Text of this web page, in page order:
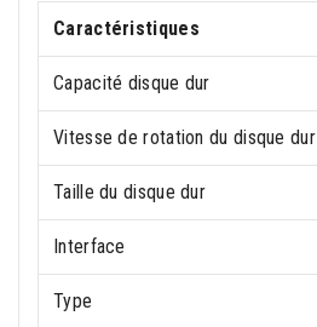
Caractéristiques
Capacité disque dur
Vitesse de rotation du disque dur
Taille du disque dur
Interface
Type